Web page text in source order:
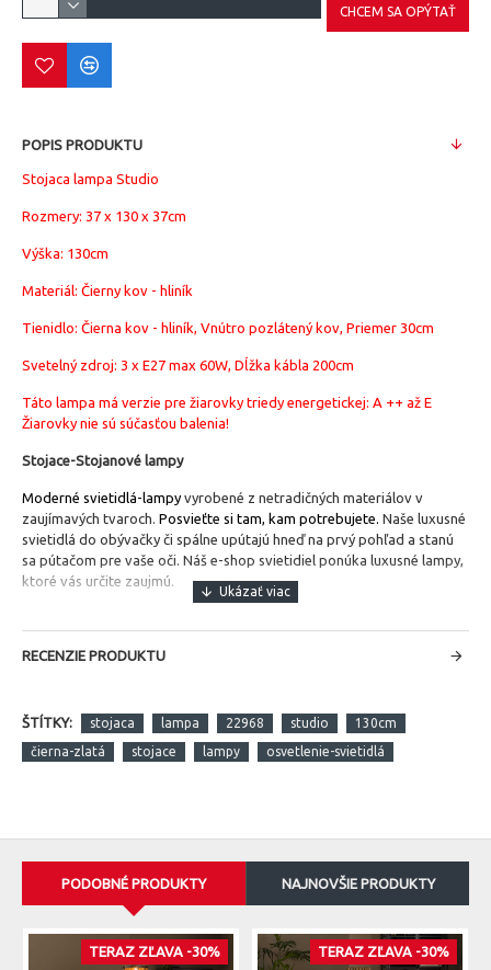
CHCEM SA OPÝTAŤ
POPIS PRODUKTU
Stojaca lampa Studio
Rozmery: 37 x 130 x 37cm
Výška: 130cm
Materiál: Čierny kov - hliník
Tienidlo: Čierna kov - hliník, Vnútro pozlátený kov, Priemer 30cm
Svetelný zdroj: 3 x E27 max 60W, Dĺžka kábla 200cm
Táto lampa má verzie pre žiarovky triedy energetickej: A ++ až E
Žiarovky nie sú súčasťou balenia!
Stojace-Stojanové lampy
Moderné svietidlá-lampy vyrobené z netradičných materiálov v
zaujímavých tvaroch. Posvieťte si tam, kam potrebujete. Naše luxusné
svietidlá do obývačky či spálne upútajú hneď na prvý pohľad a stanú
sa pútačom pre vaše oči. Náš e-shop svietidiel ponúka luxusné lampy,
ktoré vás určite zaujmú.
RECENZIE PRODUKTU
ŠTÍTKY: stojaca lampa 22968 studio 130cm
čierna-zlatá stojace lampy osvetlenie-svietidlá
PODOBNÉ PRODUKTY NAJNOVŠIE PRODUKTY
TERAZ ZĽAVA -30% TERAZ ZĽAVA -30%